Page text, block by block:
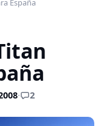
España
· 2